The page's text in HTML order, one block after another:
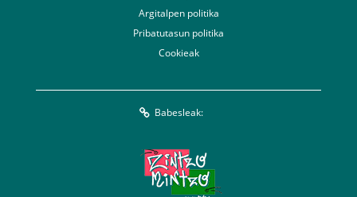
Argitalpen politika
Pribatutasun politika
Cookieak
Babesleak: